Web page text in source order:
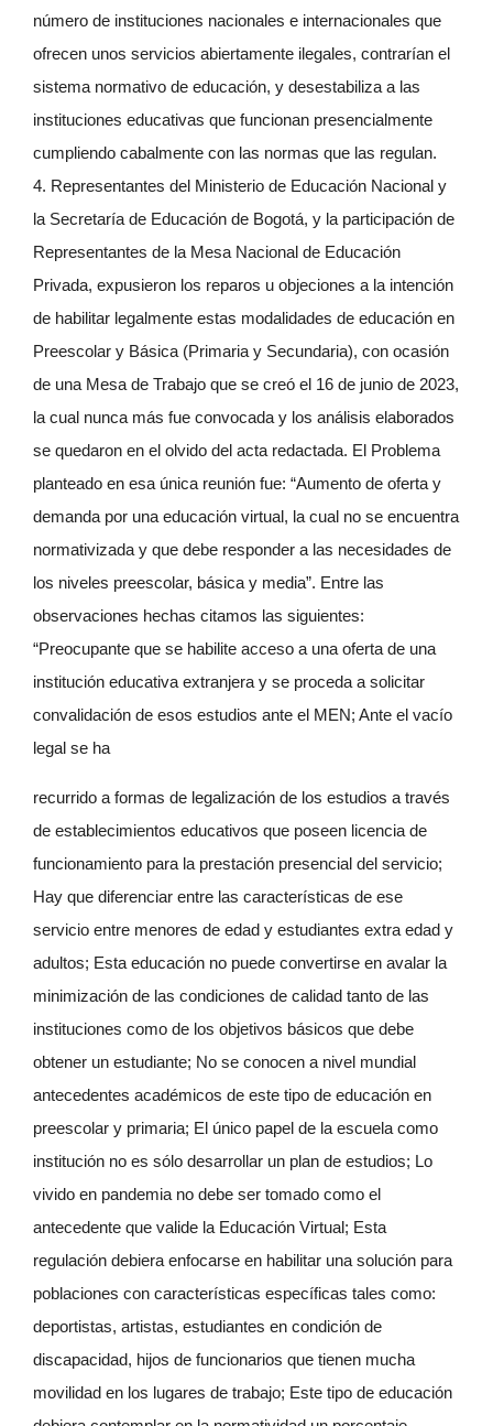
número de instituciones nacionales e internacionales que
ofrecen unos servicios abiertamente ilegales, contrarían el
sistema normativo de educación, y desestabiliza a las
instituciones educativas que funcionan presencialmente
cumpliendo cabalmente con las normas que las regulan.
4. Representantes del Ministerio de Educación Nacional y
la Secretaría de Educación de Bogotá, y la participación de
Representantes de la Mesa Nacional de Educación
Privada, expusieron los reparos u objeciones a la intención
de habilitar legalmente estas modalidades de educación en
Preescolar y Básica (Primaria y Secundaria), con ocasión
de una Mesa de Trabajo que se creó el 16 de junio de 2023,
la cual nunca más fue convocada y los análisis elaborados
se quedaron en el olvido del acta redactada. El Problema
planteado en esa única reunión fue: “Aumento de oferta y
demanda por una educación virtual, la cual no se encuentra
normativizada y que debe responder a las necesidades de
los niveles preescolar, básica y media”. Entre las
observaciones hechas citamos las siguientes:
“Preocupante que se habilite acceso a una oferta de una
institución educativa extranjera y se proceda a solicitar
convalidación de esos estudios ante el MEN; Ante el vacío
legal se ha
recurrido a formas de legalización de los estudios a través
de establecimientos educativos que poseen licencia de
funcionamiento para la prestación presencial del servicio;
Hay que diferenciar entre las características de ese
servicio entre menores de edad y estudiantes extra edad y
adultos; Esta educación no puede convertirse en avalar la
minimización de las condiciones de calidad tanto de las
instituciones como de los objetivos básicos que debe
obtener un estudiante; No se conocen a nivel mundial
antecedentes académicos de este tipo de educación en
preescolar y primaria; El único papel de la escuela como
institución no es sólo desarrollar un plan de estudios; Lo
vivido en pandemia no debe ser tomado como el
antecedente que valide la Educación Virtual; Esta
regulación debiera enfocarse en habilitar una solución para
poblaciones con características específicas tales como:
deportistas, artistas, estudiantes en condición de
discapacidad, hijos de funcionarios que tienen mucha
movilidad en los lugares de trabajo; Este tipo de educación